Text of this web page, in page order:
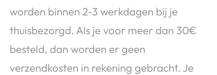
worden binnen 2-3 werkdagen bij je
thuisbezorgd. Als je voor meer dan 30€
besteld, dan worden er geen
verzendkosten in rekening gebracht. Je